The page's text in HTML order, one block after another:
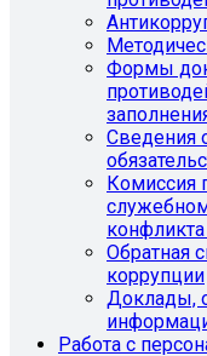
Формы
Сведения
Комиссия
Обратная
коррупции
Доклады,
Работа с